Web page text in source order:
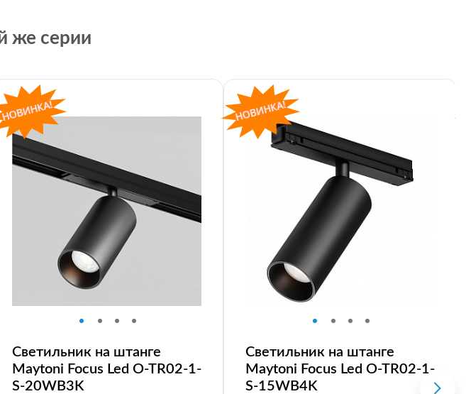
же серии
Светильник на штанге
Maytoni Focus Led O-TR02-1-
S-20WB3K
Светильник на штанге
Maytoni Focus Led O-TR02-1-
S-15WB4K